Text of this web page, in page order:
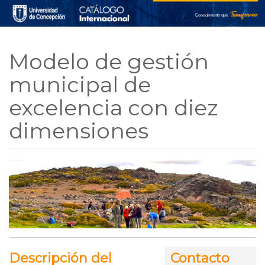
Skip to main content
Modelo de gestión
municipal de
excelencia con diez
dimensiones
Descripción del Contacto